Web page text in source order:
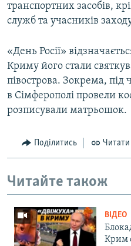
транспортних засобів,
служб та учасників
«День Росії»
Криму його стали
півострова. Зокрема, під
в Сімферополі провели
розписували матрьошок.
Поділитись Читати
Читайте також
ВІДЕО
Крим